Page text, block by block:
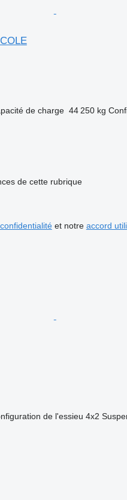
de charge 44 250 kg
de cette rubrique
et notre accord
de l'essieu 4x2